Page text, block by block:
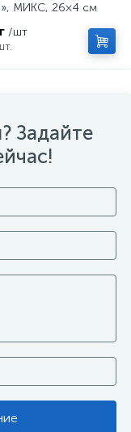
МИКС, 26×4 см
/шт
Задайте